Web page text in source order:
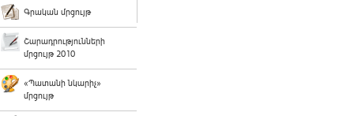
Գրական մրցույթ
Շարադրությունների
մրցույթ 2010
«Պատանի նկարիչ»
մրցույթ